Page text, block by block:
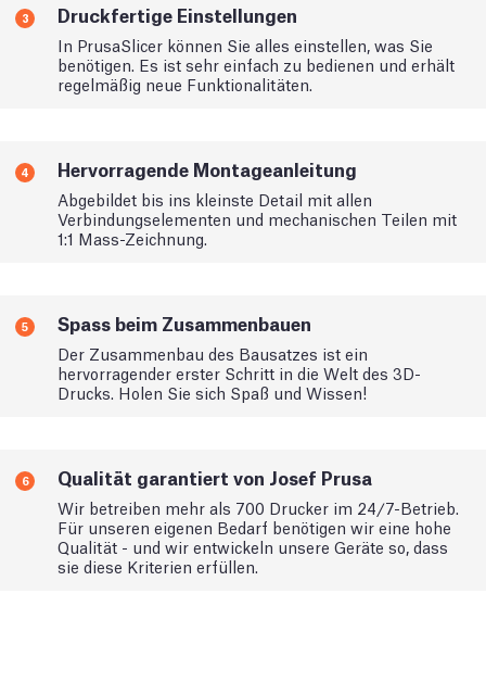
3 Druckfertige Einstellungen
In PrusaSlicer können Sie alles einstellen, was Sie
benötigen. Es ist sehr einfach zu bedienen und erhält
regelmäßig neue Funktionalitäten.
4 Hervorragende Montageanleitung
Abgebildet bis ins kleinste Detail mit allen
Verbindungselementen und mechanischen Teilen mit
1:1 Mass-Zeichnung.
5 Spass beim Zusammenbauen
Der Zusammenbau des Bausatzes ist ein
hervorragender erster Schritt in die Welt des 3D-
Drucks. Holen Sie sich Spaß und Wissen!
6 Qualität garantiert von Josef Prusa
Wir betreiben mehr als 700 Drucker im 24/7-Betrieb.
Für unseren eigenen Bedarf benötigen wir eine hohe
Qualität - und wir entwickeln unsere Geräte so, dass
sie diese Kriterien erfüllen.